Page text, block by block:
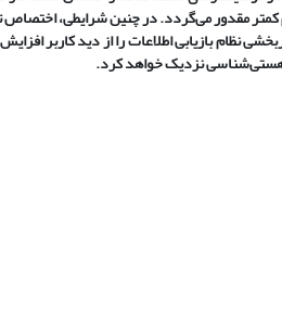
کمتر مقدور می‌گردد. در چنین شرایطی،
نظام بازیابی اطلاعات را از دید کاربر
هستی‌شناسی نزدیک خواهد کرد.